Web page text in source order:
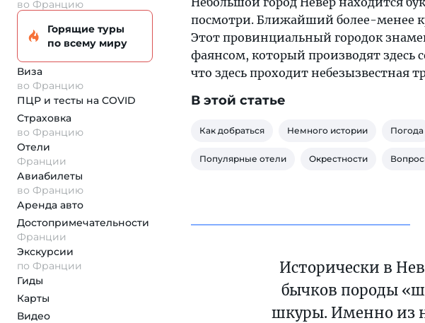
во Францию
Горящие туры
по всему миру
Виза
во Францию
ПЦР и тесты на COVID
Страховка
во Францию
Отели
Франции
Авиабилеты
во Францию
Аренда авто
Достопримеча­тельности
Франции
Экскурсии
по Франции
Гиды
Карты
Видео
посмотри. Ближайший более-менее
Этот провинциальный городок
фаянсом, который производят здесь
что здесь проходит небезызвестная
В этой статье
Как добраться Немного истории Погода
Популярные отели Окрестности
Исторически в
бычков породы
шкуры. Именно из